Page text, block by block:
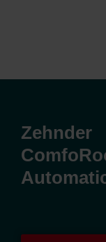
Zehnder